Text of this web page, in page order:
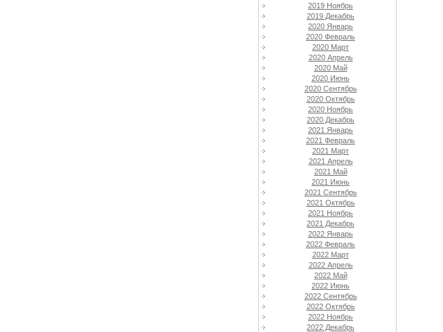
2019 Ноябрь
2019 Декабрь
2020 Январь
2020 Февраль
2020 Март
2020 Апрель
2020 Май
2020 Июнь
2020 Сентябрь
2020 Октябрь
2020 Ноябрь
2020 Декабрь
2021 Январь
2021 Февраль
2021 Март
2021 Апрель
2021 Май
2021 Июнь
2021 Сентябрь
2021 Октябрь
2021 Ноябрь
2021 Декабрь
2022 Январь
2022 Февраль
2022 Март
2022 Апрель
2022 Май
2022 Июнь
2022 Сентябрь
2022 Октябрь
2022 Ноябрь
2022 Декабрь